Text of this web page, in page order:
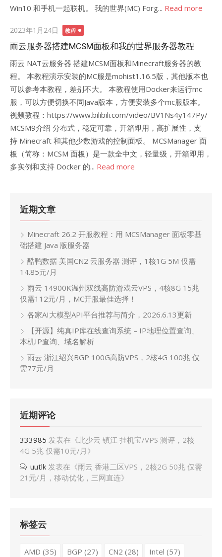
Win10 和手机一起联机。 我的世界(MC) Forg... Read more
Posted
on
2023年1月24日 教程
雨云服务器搭建MCSM面板和我的世界服务器教程
雨云 NAT云服务器 搭建MCSM面板和Minecraft服务器的教
程。 本教程演示安装的MC服是mohist1.16.5版，其他版本也
可以参考本教程，差别不大。 本教程使用Docker来运行mc
服，可以方便切换不同Java版本，方便安装多个mc服版本。
视频教程：https://www.bilibili.com/video/BV1Ns4y147Py/
MCSM9介绍 分布式，稳定可靠，开箱即用，高扩展性，支
持 Minecraft 和其他少数游戏的控制面板。 MCSManager 面
板（简称：MCSM 面板）是一款全中文，轻量级，开箱即用，
多实例和支持 Docker 的... Read more
近期文章
Minecraft 26.2 开服教程：用 MCSManager 面板零基
础搭建 Java 版服务器
酷鸭数据 美国CN2 云服务器 测评，1核1G 5M 仅需
14.85元/月
雨云 14900K温州双线高防游戏云VPS，4核8G 15兆
仅需112元/月，MC开服最佳选择！
各家AI大模型API平台推荐与简介，2026.6.13更新
【开源】纯真IP库在线查询系统 – IP地理位置查询、
本机IP查询、域名解析
雨云 浙江绍兴BGP 100G高防VPS，2核4G 100兆 仅
需77元/月
近期评论
333985 发表在《北少云 镇江 挂机宝/VPS 测评，2核
4G 5兆 仅需10元/月 》
uutlk 发表在《雨云 香港二区VPS，2核2G 50兆 仅需
21元/月，移动优化，三网直连》
标签云
AMD (35) BGP (27) CN2 (28) Intel (57)